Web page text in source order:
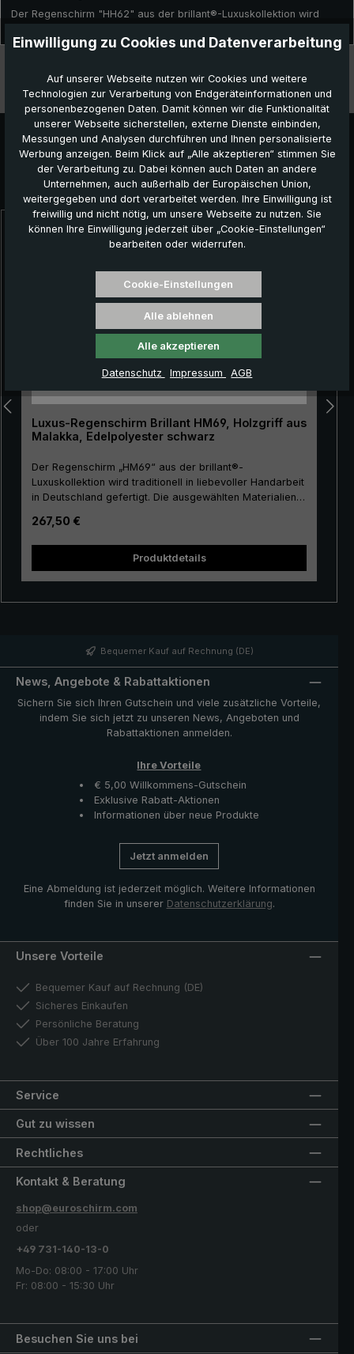
Der Regenschirm "HH62" aus der brillant®-Luxuskollektion wird
Besonderheiten
Produktgalerie überspringen
Das könnte Ihnen auch gefallen:
Luxus-Regenschirm Brillant HM69, Holzgriff aus
Malakka, Edelpolyester schwarz
Der Regenschirm „HM69“ aus der brillant®-
Luxuskollektion wird traditionell in liebevoller Handarbeit
in Deutschland gefertigt. Die ausgewählten Materialien
Luxus-Regenschirm zu einer Anschaffung fürs Leben.
Das Schirmdach ist aus hochwertigem, europäischem
Edelpolyester hergestellt und besitzt eine angenehme
Größe. Für den Stock, das Gestell und die Spitze wird
eine besondere Stabilität verleiht. Sein natürliches
Oberfläche des Malakka ist angenehm leicht und
mit Perlmuttknopf und Funktionsteile wie Schieber und
enthaltene Hülle mit Reißverschlussöffnung schützt den
Schirm nach dem Trocknen und komplettiert das
exklusive Modell.
Regulärer Preis:
267,50 €
Produktdetails
Bequemer Kauf auf Rechnung (DE)
News, Angebote & Rabattaktionen
Sichern Sie sich Ihren Gutschein und viele zusätzliche Vorteile,
indem Sie sich jetzt zu unseren News, Angeboten und
Rabattaktionen anmelden.
Ihre Vorteile
€ 5,00 Willkommens-Gutschein
Exklusive Rabatt-Aktionen
Informationen über neue Produkte
Jetzt anmelden
Eine Abmeldung ist jederzeit möglich. Weitere Informationen
finden Sie in unserer Datenschutzerklärung.
Unsere Vorteile
Bequemer Kauf auf Rechnung (DE)
Sicheres Einkaufen
Persönliche Beratung
Über 100 Jahre Erfahrung
Service
Gut zu wissen
Rechtliches
Besuchen Sie uns bei
Kontakt & Beratung
shop@euroschirm.com
oder
+49 731-140-13-0
Mo-Do: 08:00 - 17:00 Uhr
Fr: 08:00 - 15:30 Uhr
Einwilligung zu Cookies und Datenverarbeitung
Auf unserer Webseite nutzen wir Cookies und weitere
Technologien zur Verarbeitung von Endgeräteinformationen und
personenbezogenen Daten. Damit können wir die Funktionalität
unserer Webseite sicherstellen, externe Dienste einbinden,
Messungen und Analysen durchführen und Ihnen personalisierte
Werbung anzeigen. Beim Klick auf „Alle akzeptieren“ stimmen Sie
der Verarbeitung zu. Dabei können auch Daten an andere
Unternehmen, auch außerhalb der Europäischen Union,
weitergegeben und dort verarbeitet werden. Ihre Einwilligung ist
freiwillig und nicht nötig, um unsere Webseite zu nutzen. Sie
können Ihre Einwilligung jederzeit über „Cookie-Einstellungen“
bearbeiten oder widerrufen.
Cookie-Einstellungen
Alle ablehnen
Alle akzeptieren
Datenschutz Impressum AGB